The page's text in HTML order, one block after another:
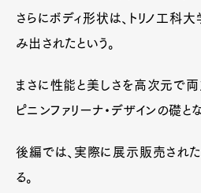
さらにボディ形状は、トリノ工科
み出されたという。
まさに性能と美しさを高次元で
ピニンファリーナ・デザインの礎と
後編では、実際に展示販売され
る。